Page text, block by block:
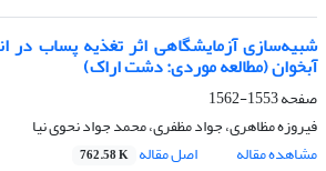
شبیه‌سازی آزمایشگاهی اثر تغذیه پساب در
آبخوان (مطالعه موردی: دشت اراک)
صفحه1553-1562
فیروزه مظاهری، جواد مظفری، محمد جواد نحوی نیا
مشاهده مقاله
اصل مقاله 762.58 K